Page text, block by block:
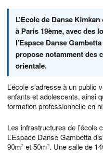
L’Ecole de Danse
à Paris 19ème, avec des
l’Espace Danse
propose notamment des
orientale.
L’école s’adresse à un
enfants et adolescents, ainsi
formation professionnelle en
Les infrastructures de l’école
L’Espace Danse Gambetta
90m² et 50m². Une salle de